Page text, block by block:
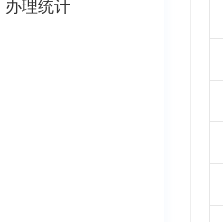
办理统计